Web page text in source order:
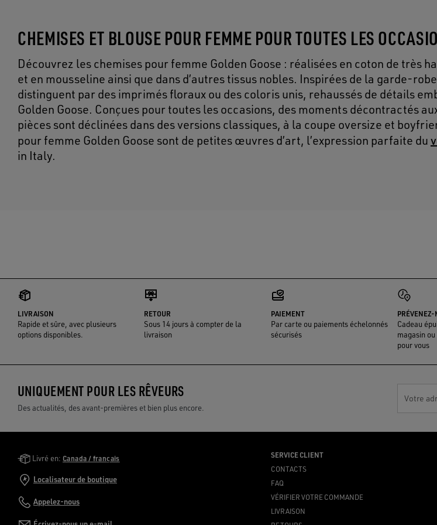
CHEMISES ET BLOUSE POUR FEMME POUR TOUTES LES
Découvrez les chemises pour femme Golden Goose : réalisées en coton de très
et en mousseline ainsi que dans d’autres tissus nobles. Inspirées de la garde-
distinguent par des imprimés floraux ou des coloris unis, rehaussés de détails
Golden Goose. Conçues pour toutes les occasions, des moments décontractés
pièces sont déclinées dans des versions classiques, à la coupe oversize et
pour femme Golden Goose sont de petites œuvres d’art, l’expression parfaite du
in Italy.
LIVRAISON
Rapide et sûre, avec plusieurs
options disponibles.
RETOUR
Sous 14 jours à compter de la
livraison
PAIEMENT
Par carte ou paiements échelonnés
sécurisés
PRÉVENEZ-
Cadeau
magasin
pour vous
UNIQUEMENT POUR LES RÊVEURS
Des actualités, des avant-premières et bien plus encore.
Votre
Golden Goose Services
Livré en: Canada / français
Localisateur de boutique
Appelez-nous
SERVICE CLIENT
CONTACTS
FAQ
VÉRIFIER VOTRE COMMANDE
LIVRAISON